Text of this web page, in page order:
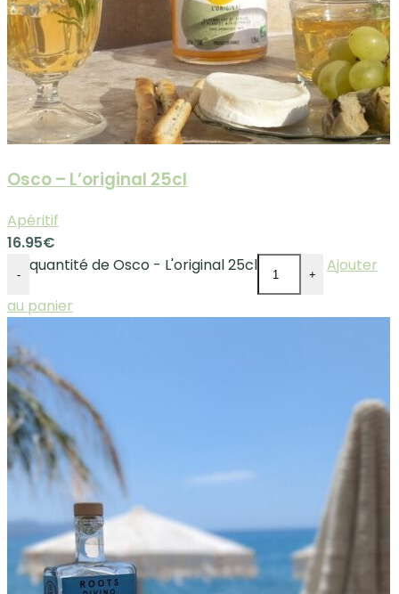
Osco – L’original 25cl
Apéritif
16.95€
- quantité de Osco - L'original 25cl +
Ajouter
au panier